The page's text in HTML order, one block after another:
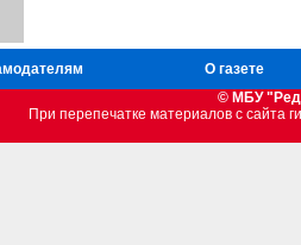
О газете
© МБУ
При перепечатке материалов c сайта